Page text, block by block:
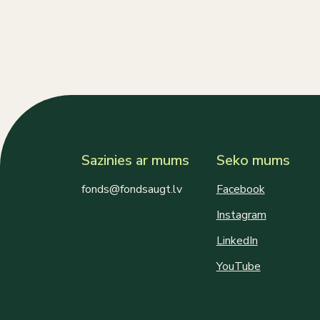
Sazinies ar mums
fonds@fondsaugt.lv
Seko mums
Facebook
Instagram
LinkedIn
YouTube